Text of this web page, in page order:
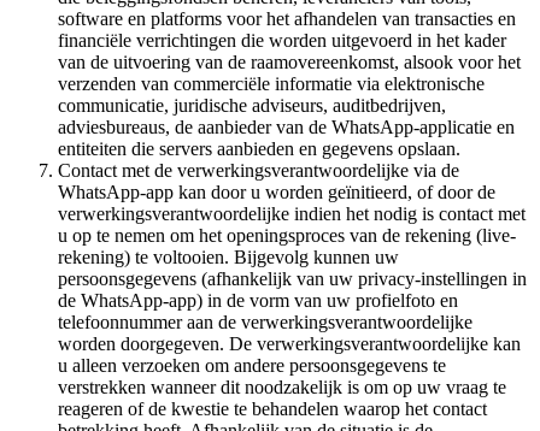
software en platforms voor het afhandelen van transacties en
financiële verrichtingen die worden uitgevoerd in het kader
van de uitvoering van de raamovereenkomst, alsook voor het
verzenden van commerciële informatie via elektronische
communicatie, juridische adviseurs, auditbedrijven,
adviesbureaus, de aanbieder van de WhatsApp-applicatie en
entiteiten die servers aanbieden en gegevens opslaan.
Contact met de verwerkingsverantwoordelijke via de
WhatsApp-app kan door u worden geïnitieerd, of door de
verwerkingsverantwoordelijke indien het nodig is contact met
u op te nemen om het openingsproces van de rekening (live-
rekening) te voltooien. Bijgevolg kunnen uw
persoonsgegevens (afhankelijk van uw privacy-instellingen in
de WhatsApp-app) in de vorm van uw profielfoto en
telefoonnummer aan de verwerkingsverantwoordelijke
worden doorgegeven. De verwerkingsverantwoordelijke kan
u alleen verzoeken om andere persoonsgegevens te
verstrekken wanneer dit noodzakelijk is om op uw vraag te
reageren of de kwestie te behandelen waarop het contact